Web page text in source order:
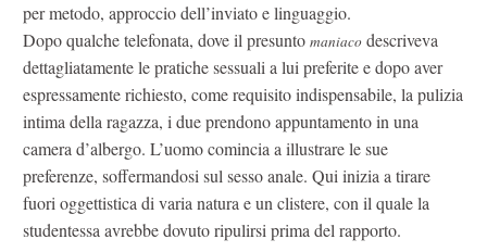
per metodo, approccio dell’inviato e linguaggio.
Dopo qualche telefonata, dove il presunto maniaco descriveva
dettagliatamente le pratiche sessuali a lui preferite e dopo aver
espressamente richiesto, come requisito indispensabile, la pulizia
intima della ragazza, i due prendono appuntamento in una
camera d’albergo. L’uomo comincia a illustrare le sue
preferenze, soffermandosi sul sesso anale. Qui inizia a tirare
fuori oggettistica di varia natura e un clistere, con il quale la
studentessa avrebbe dovuto ripulirsi prima del rapporto.